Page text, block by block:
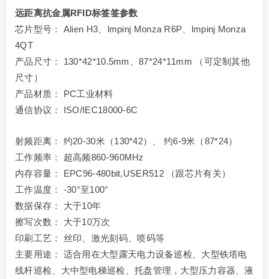
远距离抗金属RFID标签签参数
芯片型号： Alien H3、lmpinj Monza R6P、lmpinj Monza
4QT
产品尺寸： 130*42*10.5mm、87*24*11mm （可定制其他
尺寸）
产品材质： PC工业材料
通信协议： ISO/IEC18000-6C
射频距离： 约20-30米（130*42）、 约6-9米（87*24）
工作频率： 超高频860-960MHz
内存容量： EPC96-480bit,USER512 （跟芯片有关）
工作温度： -30°至100°
数据保存： 大于10年
擦写次数： 大于10万次
印刷工艺： 丝印、激光刻码、喷码等
主要用途： 适合用在大型露天电力设备巡检、大型铁塔电
线杆巡检、大中型电梯巡检、托盘管理，大型压力容器、液